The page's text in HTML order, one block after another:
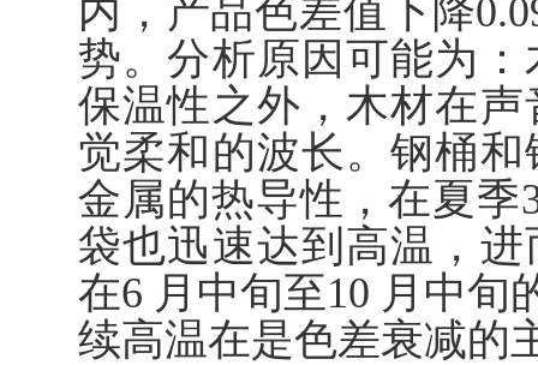
内，产品色差值下降
势。分析原因可能为
保温性之外，木材在
觉柔和的波长。钢桶
金属的热导性，在夏
袋也迅速达到高温，
在6 月中旬至10 月中旬
续高温在是色差衰减的